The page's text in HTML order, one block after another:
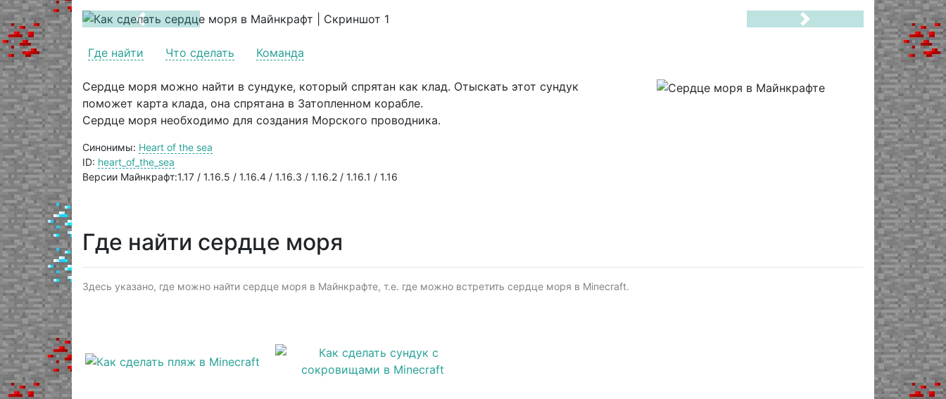
Previous
Next
Где найти
Что сделать Команда
Сердце моря можно найти в сундуке, который спрятан как клад. Отыскать этот сундук
поможет карта клада, она спрятана в Затопленном корабле.
Сердце моря необходимо для создания Морского проводника.
Синонимы: Heart of the sea
ID: heart_of_the_sea
Версии Майнкрафт:1.17 / 1.16.5 / 1.16.4 / 1.16.3 / 1.16.2 / 1.16.1 / 1.16
Где найти сердце моря
Здесь указано, где можно найти сердце моря в Майнкрафте, т.е. где можно встретить сердце моря в Minecraft.